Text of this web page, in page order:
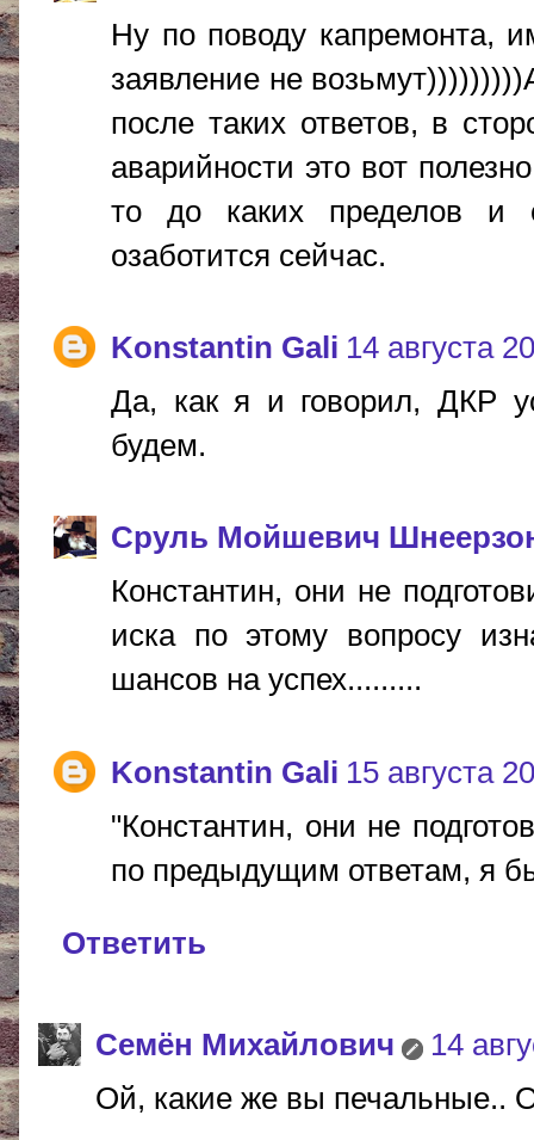
Ну по поводу капремонта,
заявление не
после таких ответов, в
аварийности это вот
то до каких пределов и
озаботится сейчас.
Konstantin Gali 14 августа
Да, как я и говорил, ДКР
будем.
Сруль Мойшевич
Константин, они не
иска по этому вопросу
шансов на успех.........
Konstantin Gali 15 августа
"Константин, они не
по предыдущим ответам, я
Ответить
Cемён Михайлович
14
Ой, какие же вы печальные..